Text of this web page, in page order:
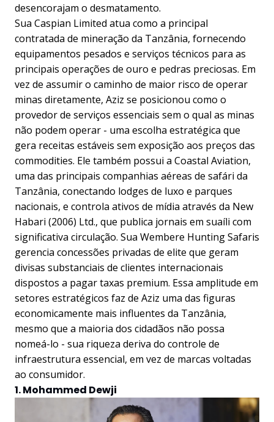
desencorajam o desmatamento.
Sua Caspian Limited atua como a principal
contratada de mineração da Tanzânia, fornecendo
equipamentos pesados e serviços técnicos para as
principais operações de ouro e pedras preciosas. Em
vez de assumir o caminho de maior risco de operar
minas diretamente, Aziz se posicionou como o
provedor de serviços essenciais sem o qual as minas
não podem operar - uma escolha estratégica que
gera receitas estáveis sem exposição aos preços das
commodities. Ele também possui a Coastal Aviation,
uma das principais companhias aéreas de safári da
Tanzânia, conectando lodges de luxo e parques
nacionais, e controla ativos de mídia através da New
Habari (2006) Ltd., que publica jornais em suaíli com
significativa circulação. Sua Wembere Hunting Safaris
gerencia concessões privadas de elite que geram
divisas substanciais de clientes internacionais
dispostos a pagar taxas premium. Essa amplitude em
setores estratégicos faz de Aziz uma das figuras
economicamente mais influentes da Tanzânia,
mesmo que a maioria dos cidadãos não possa
nomeá-lo - sua riqueza deriva do controle de
infraestrutura essencial, em vez de marcas voltadas
ao consumidor.
1. Mohammed Dewji